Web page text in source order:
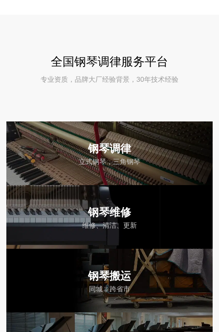
全国钢琴调律服务平台
专业资质，品牌大厂经验背景，30年技术经验
钢琴调律
立式钢琴，三角钢琴
钢琴维修
维修、清洁、更新
钢琴搬运
同城，跨省市